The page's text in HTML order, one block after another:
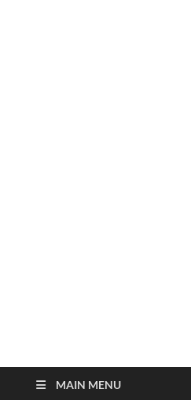
MAIN MENU